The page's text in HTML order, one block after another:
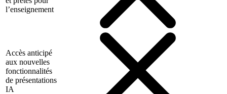
l’enseignement
Accès anticipé
aux nouvelles
fonctionnalités
de présentations
IA